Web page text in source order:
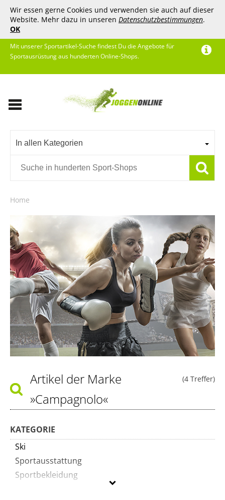
Wir essen gerne Cookies und verwenden sie auch auf dieser
Website. Mehr dazu in unseren Datenschutzbestimmungen.
OK
Mit unserer Sportartikel-Suche findest Du die Angebote für
Sportausrüstung aus hunderten Online-Shops.
In allen Kategorien
Home
(4 Treffer)
Artikel der Marke
»Campagnolo«
KATEGORIE
Ski
Sportausstattung
Sportbekleidung